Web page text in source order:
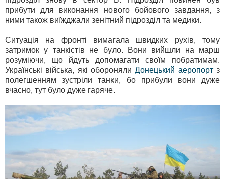
прибути для виконання нового бойового завдання, з
ними також виїжджали зенітний підрозділ та медики.
Ситуація на фронті вимагала швидких рухів, тому
затримок у танкістів не було. Вони вийшли на марш
розуміючи, що йдуть допомагати своїм побратимам.
Українські війська, які оборонялиДонецький аеропортз
полегшенням зустріли танки, бо прибули вони дуже
вчасно, тут було дуже гаряче.